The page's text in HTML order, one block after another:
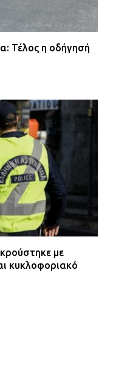
Τέλος η οδήγησή
με
κυκλοφοριακό